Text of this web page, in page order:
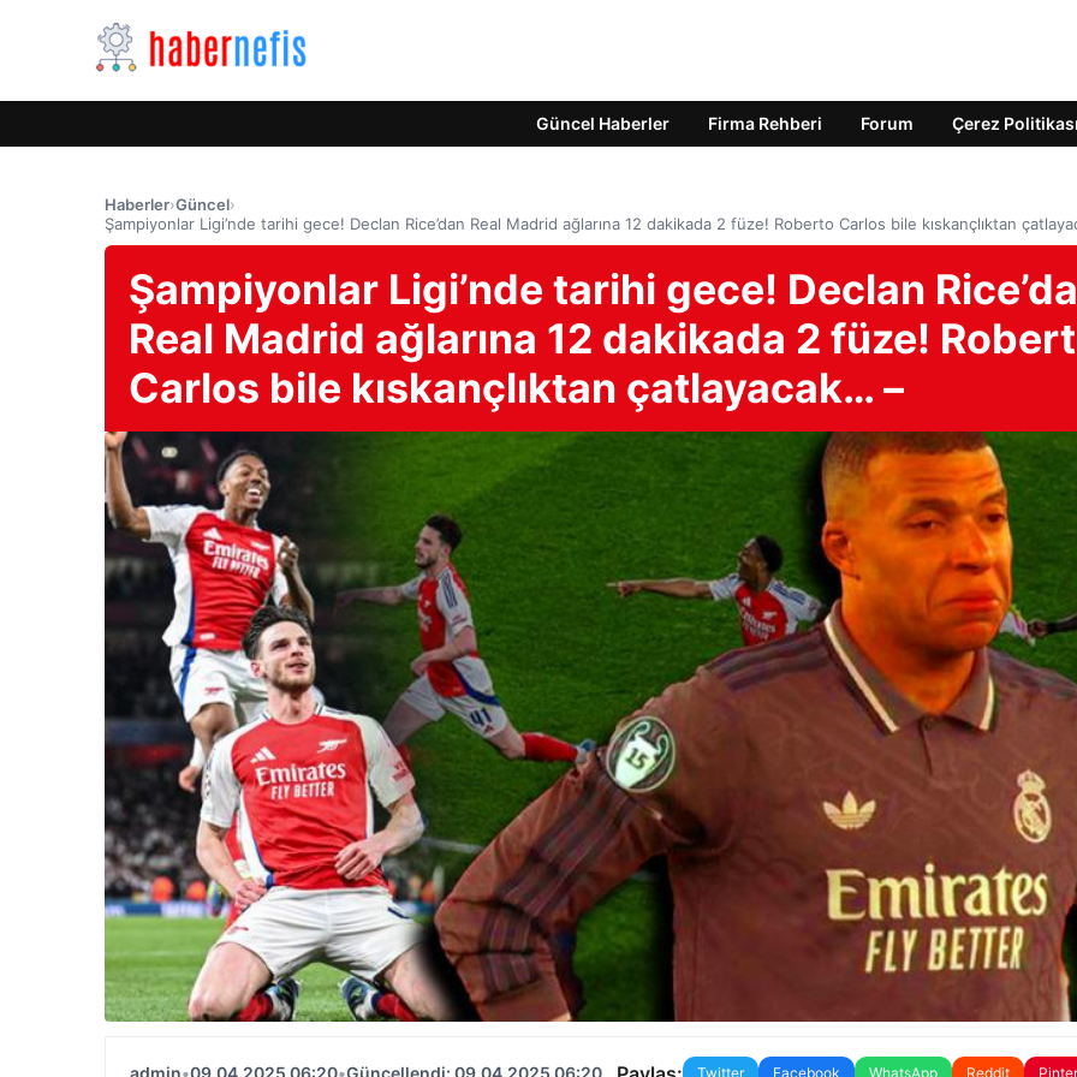
Güncel Haberler Firma Rehberi Forum Çerez Politikası
Haberler›Güncel›
Şampiyonlar Ligi’nde tarihi gece! Declan Rice’dan Real Madrid ağlarına 12 dakikada 2 füze! Roberto Carlos bile kıskançlıktan
Şampiyonlar Ligi’nde tarihi gece! Declan
Real Madrid ağlarına 12 dakikada 2 füze!
Carlos bile kıskançlıktan çatlayacak… –
Twitter Facebook WhatsApp Reddit